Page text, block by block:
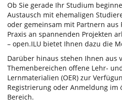
Ob Sie gerade Ihr Studium
Austausch mit ehemaligen
oder gemeinsam mit Partnern aus
Praxis an spannenden Projekten
– open.ILU bietet Ihnen dazu die
Darüber hinaus stehen Ihnen aus
Themenbereichen offene Lehr-
Lernmaterialien (OER) zur
Registrierung oder Anmeldung im
Bereich.